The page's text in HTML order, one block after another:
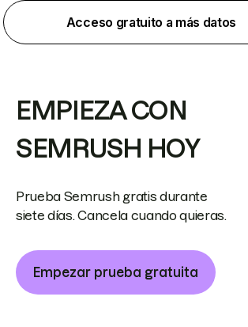
Acceso gratuito a más datos
EMPIEZA CON
SEMRUSH HOY
Prueba Semrush gratis durante
siete días. Cancela cuando quieras.
Empezar prueba gratuita